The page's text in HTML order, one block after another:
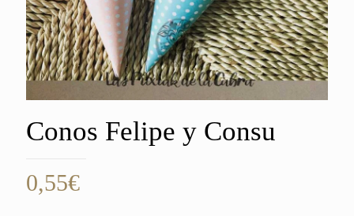
Conos Felipe y Consu
0,55€